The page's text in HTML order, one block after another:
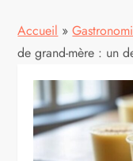
Accueil »
de grand-mère : un